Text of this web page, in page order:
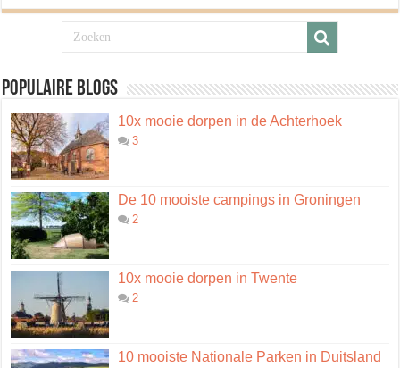
Populaire blogs
10x mooie dorpen in de Achterhoek
3
De 10 mooiste campings in Groningen
2
10x mooie dorpen in Twente
2
10 mooiste Nationale Parken in Duitsland